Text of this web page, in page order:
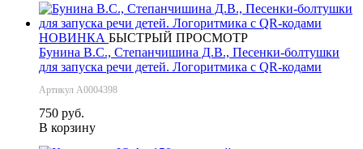
НОВИНКА БЫСТРЫЙ ПРОСМОТР
Бунина В.С., Степанчишина Д.В., Песенки-болтушки
для запуска речи детей. Логоритмика с QR-кодами
Артикул А0004398
750 руб.
В корзину